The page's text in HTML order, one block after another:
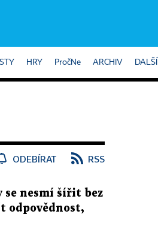
HRY PročNe ARCHIV DALŠÍ
ODEBÍRAT RSS
nesmí šířit bez
odpovědnost,